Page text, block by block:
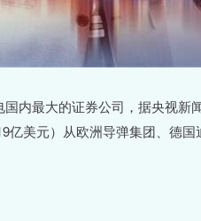
最大的证券公司，据央视新
亿美元）从欧洲导弹集团、德